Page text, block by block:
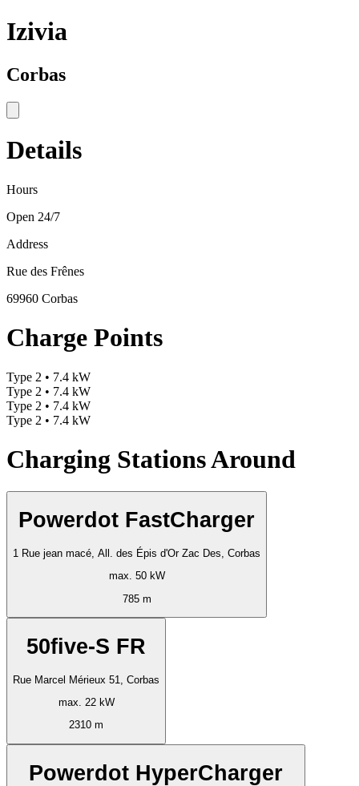
Izivia
Corbas
Details
Hours
Open 24/7
Address
Rue des Frênes
69960 Corbas
Charge Points
Type 2 • 7.4 kW
Type 2 • 7.4 kW
Type 2 • 7.4 kW
Type 2 • 7.4 kW
Charging Stations Around
Powerdot FastCharger
1 Rue jean macé, All. des Épis d'Or Zac Des, Corbas
max. 50 kW
785 m
50five-S FR
Rue Marcel Mérieux 51, Corbas
max. 22 kW
2310 m
Powerdot HyperCharger